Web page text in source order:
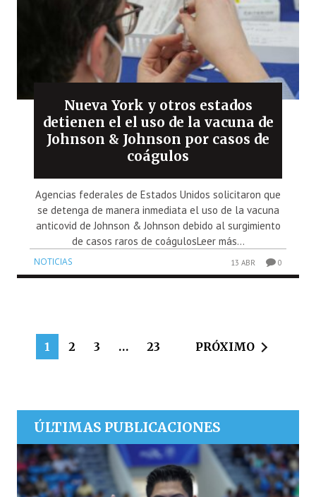
Nueva York y otros estados
detienen el el uso de la vacuna de
Johnson & Johnson por casos de
coágulos
Agencias federales de Estados Unidos solicitaron que
se detenga de manera inmediata el uso de la vacuna
anticovid de Johnson & Johnson debido al surgimiento
de casos raros de coágulosLeer más...
NOTICIAS 13 ABR 0
1 2 3 … 23 PRÓXIMO
ÚLTIMAS PUBLICACIONES